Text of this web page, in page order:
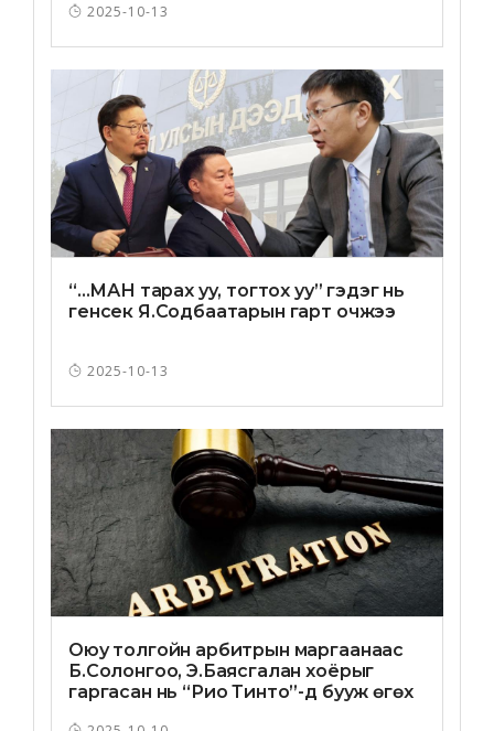
2025-10-13
“...МАН тарах уу, тогтох уу” гэдэг нь
генсек Я.Содбаатарын гарт очжээ
2025-10-13
Оюу толгойн арбитрын маргаанаас
Б.Солонгоо, Э.Баясгалан хоёрыг
гаргасан нь “Рио Тинто”-д бууж өгөх